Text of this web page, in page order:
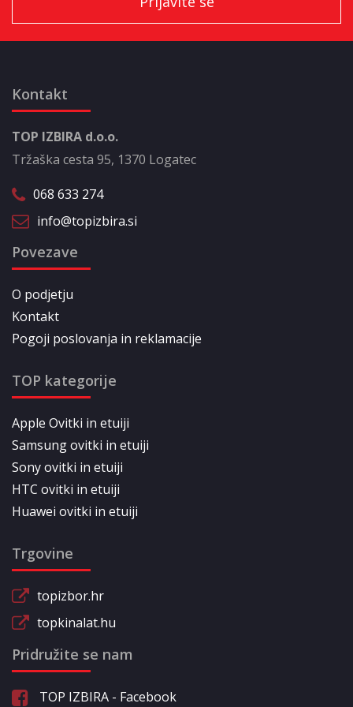
Kontakt
TOP IZBIRA d.o.o.
Tržaška cesta 95, 1370 Logatec
068 633 274
info@topizbira.si
Povezave
O podjetju
Kontakt
Pogoji poslovanja in reklamacije
TOP kategorije
Apple Ovitki in etuiji
Samsung ovitki in etuiji
Sony ovitki in etuiji
HTC ovitki in etuiji
Huawei ovitki in etuiji
Trgovine
topizbor.hr
topkinalat.hu
Pridružite se nam
TOP IZBIRA - Facebook